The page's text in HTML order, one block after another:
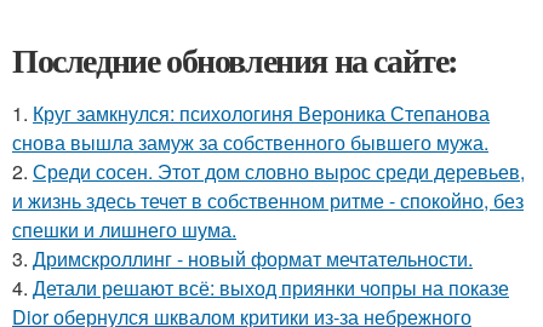
Последние обновления на сайте:
1. Круг замкнулся: психологиня Вероника Степанова
снова вышла замуж за собственного бывшего мужа.
2. Среди сосен. Этот дом словно вырос среди деревьев,
и жизнь здесь течет в собственном ритме - спокойно, без
спешки и лишнего шума.
3. Дримскроллинг - новый формат мечтательности.
4. Детали решают всё: выход приянки чопры на показе
Dior обернулся шквалом критики из-за небрежного